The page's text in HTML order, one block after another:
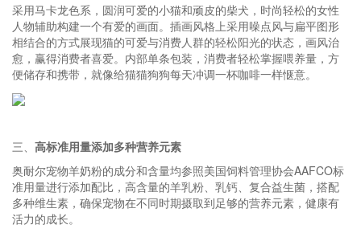
采用马卡龙色系，圆润可爱的小猫和顽皮的柴犬，时尚轻松的女性
人物辅助构建一个有爱的画面。插画风格上采用噪点风与扁平图形
相结合的方式展现猫的可爱与消费人群的轻松阳光的状态，画风治
愈，赢得消费者喜爱。内部单条包装，消费者轻松掌握喂养量，方
便储存和携带，就像给猫猫狗狗每天冲调一杯咖啡一样惬意。
三、 高标准用量添加多种营养元素
奥耐尔宠物羊奶粉的成分和含量均参照美国饲料管理协会AAFCO标
准用量进行添加配比，高含量的羊乳粉、乳钙、复合益生菌，搭配
多种维生素，确保宠物在不同时期摄取到足够的营养元素，健康有
活力的成长。